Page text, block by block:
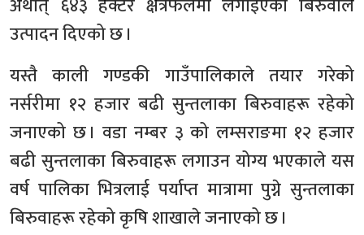
अर्थात् ६४३ हेक्टर क्षेत्रफलमा लगाइएका बिरुवाले
उत्पादन दिएको छ ।
यस्तै काली गण्डकी गाउँपालिकाले तयार गरेको
नर्सरीमा १२ हजार बढी सुन्तलाका बिरुवाहरू रहेको
जनाएको छ । वडा नम्बर ३ को लम्सराङमा १२ हजार
बढी सुन्तलाका बिरुवाहरू लगाउन योग्य भएकाले यस
वर्ष पालिका भित्रलाई पर्याप्त मात्रामा पुग्ने सुन्तलाका
बिरुवाहरू रहेको कृषि शाखाले जनाएको छ ।